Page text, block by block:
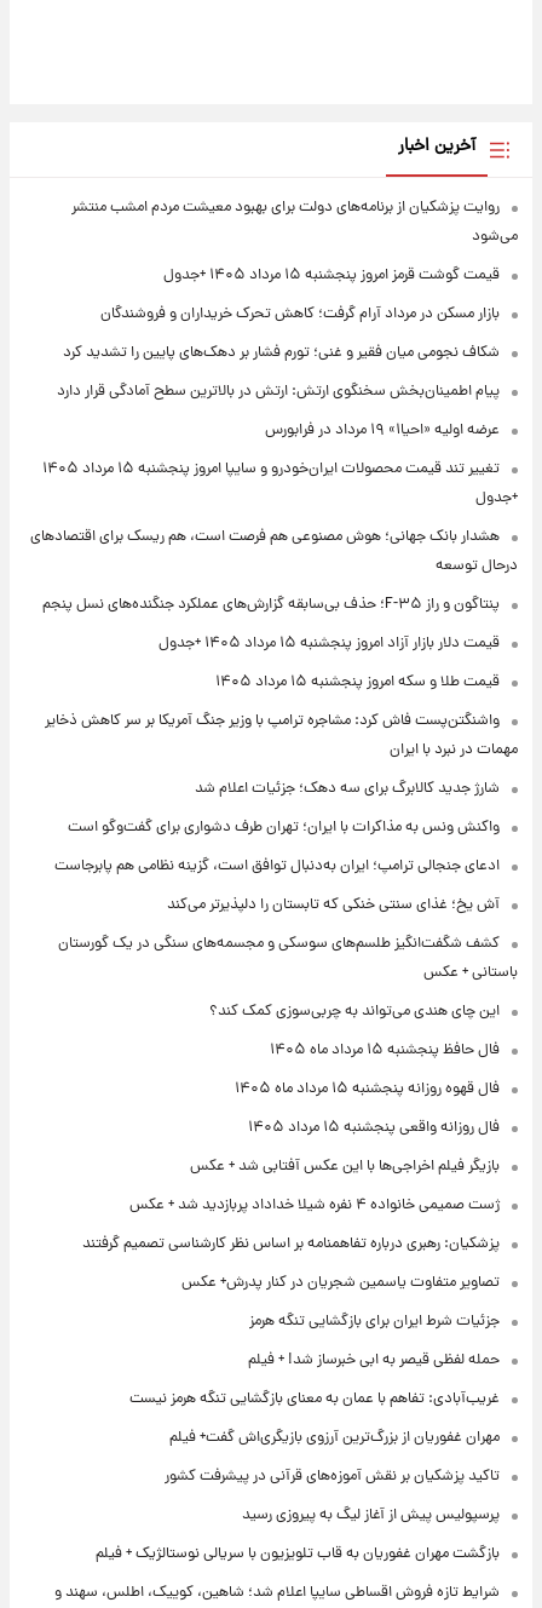
آخرین اخبار
روایت پزشکیان از برنامه‌های دولت برای بهبود معیشت مردم امشب منتشر
می‌شود
قیمت گوشت قرمز امروز پنجشنبه ۱۵ مرداد ۱۴۰۵ +جدول
بازار مسکن در مرداد آرام گرفت؛ کاهش تحرک خریداران و فروشندگان
شکاف نجومی میان فقیر و غنی؛ تورم فشار بر دهک‌های پایین را تشدید کرد
پیام اطمینان‌بخش سخنگوی ارتش: ارتش در بالاترین سطح آمادگی قرار دارد
عرضه اولیه «احیا۱» ۱۹ مرداد در فرابورس
تغییر تند قیمت محصولات ایران‌خودرو و سایپا امروز پنجشنبه ۱۵ مرداد ۱۴۰۵
+جدول
هشدار بانک جهانی؛ هوش مصنوعی هم فرصت است، هم ریسک برای اقتصادهای
درحال توسعه
پنتاگون و راز F-۳۵؛ حذف بی‌سابقه گزارش‌های عملکرد جنگنده‌های نسل پنجم
قیمت دلار بازار آزاد امروز پنجشنبه ۱۵ مرداد ۱۴۰۵ +جدول
قیمت طلا و سکه امروز پنجشنبه ۱۵ مرداد ۱۴۰۵
واشنگتن‌پست فاش کرد: مشاجره ترامپ با وزیر جنگ آمریکا بر سر کاهش ذخایر
مهمات در نبرد با ایران
شارژ جدید کالابرگ برای سه دهک؛ جزئیات اعلام شد
واکنش ونس به مذاکرات با ایران؛ تهران طرف دشواری برای گفت‌وگو است
ادعای جنجالی ترامپ؛ ایران به‌دنبال توافق است، گزینه نظامی هم پابرجاست
آش یخ؛ غذای سنتی خنکی که تابستان را دلپذیرتر می‌کند
کشف شگفت‌انگیز طلسم‌های سوسکی و مجسمه‌های سنگی در یک گورستان
باستانی + عکس
این چای هندی می‌تواند به چربی‌سوزی کمک کند؟
فال حافظ پنجشنبه ۱۵ مرداد ماه ۱۴۰۵
فال قهوه روزانه پنجشنبه ۱۵ مرداد ماه ۱۴۰۵
فال روزانه واقعی پنجشنبه ۱۵ مرداد ۱۴۰۵
بازیگر فیلم اخراجی‌ها با این عکس آفتابی شد + عکس
ژست صمیمی خانواده ۴ نفره شیلا خداداد پربازدید شد + عکس
پزشکیان: رهبری درباره تفاهمنامه بر اساس نظر کارشناسی تصمیم گرفتند
تصاویر متفاوت یاسمین شجریان در کنار پدرش+ عکس
جزئیات شرط ایران برای بازگشایی تنگه هرمز
حمله لفظی قیصر به ابی خبرساز شد! + فیلم
غریب‌آبادی: تفاهم با عمان به معنای بازگشایی تنگه هرمز نیست
مهران غفوریان از بزرگ‌ترین آرزوی بازیگری‌اش گفت+ فیلم
تاکید پزشکیان بر نقش آموزه‌های قرآنی در پیشرفت کشور
پرسپولیس پیش از آغاز لیگ به پیروزی رسید
بازگشت مهران غفوریان به قاب تلویزیون با سریالی نوستالژیک + فیلم
شرایط تازه فروش اقساطی سایپا اعلام شد؛ شاهین، کوییک، اطلس، سهند و